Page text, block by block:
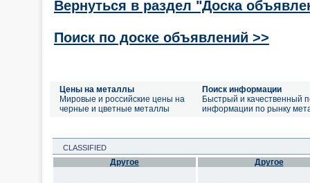
Вернуться в раздел "Доска
Поиск по доске объявлений >>
Цены на металлы
Мировые и российские цены на
черные и цветные металлы
Поиск информации
Быстрый и качественный
информации по рынку
CLASSIFIED
Другое Другое